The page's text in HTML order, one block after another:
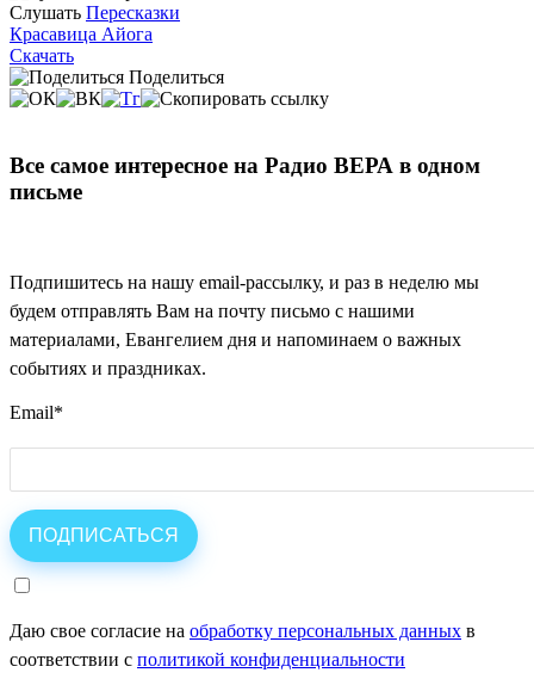
Слушать Пересказки
Красавица Айога
Скачать
Поделиться
Все самое интересное на Радио ВЕРА в одном
письме
Подпишитесь на нашу email-рассылку, и раз в неделю мы
будем отправлять Вам на почту письмо с нашими
материалами, Евангелием дня и напоминаем о важных
событиях и праздниках.
Email*
Даю свое согласие на обработку персональных данных в
соответствии с политикой конфиденциальности